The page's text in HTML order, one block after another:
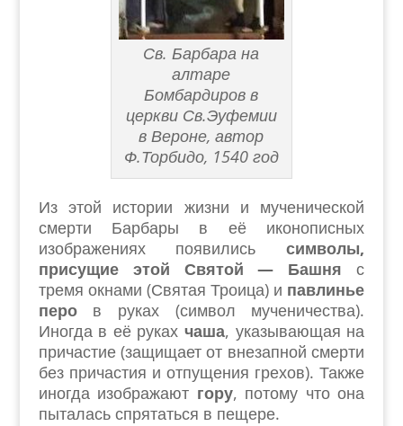
Св. Барбара на
алтаре
Бомбардиров в
церкви Св.Эуфемии
в Вероне, автор
Ф.Торбидо, 1540 год
Из этой истории жизни и мученической
смерти Барбары в её иконописных
изображениях появилисьсимволы,
присущие этой Святой — Башня с
тремя окнами (Святая Троица) и павлинье
перов руках (символ мученичества).
Иногда в её рукахчаша, указывающая на
причастие (защищает от внезапной смерти
без причастия и отпущения грехов). Также
иногда изображают гору, потому что она
пыталась спрятаться в пещере.